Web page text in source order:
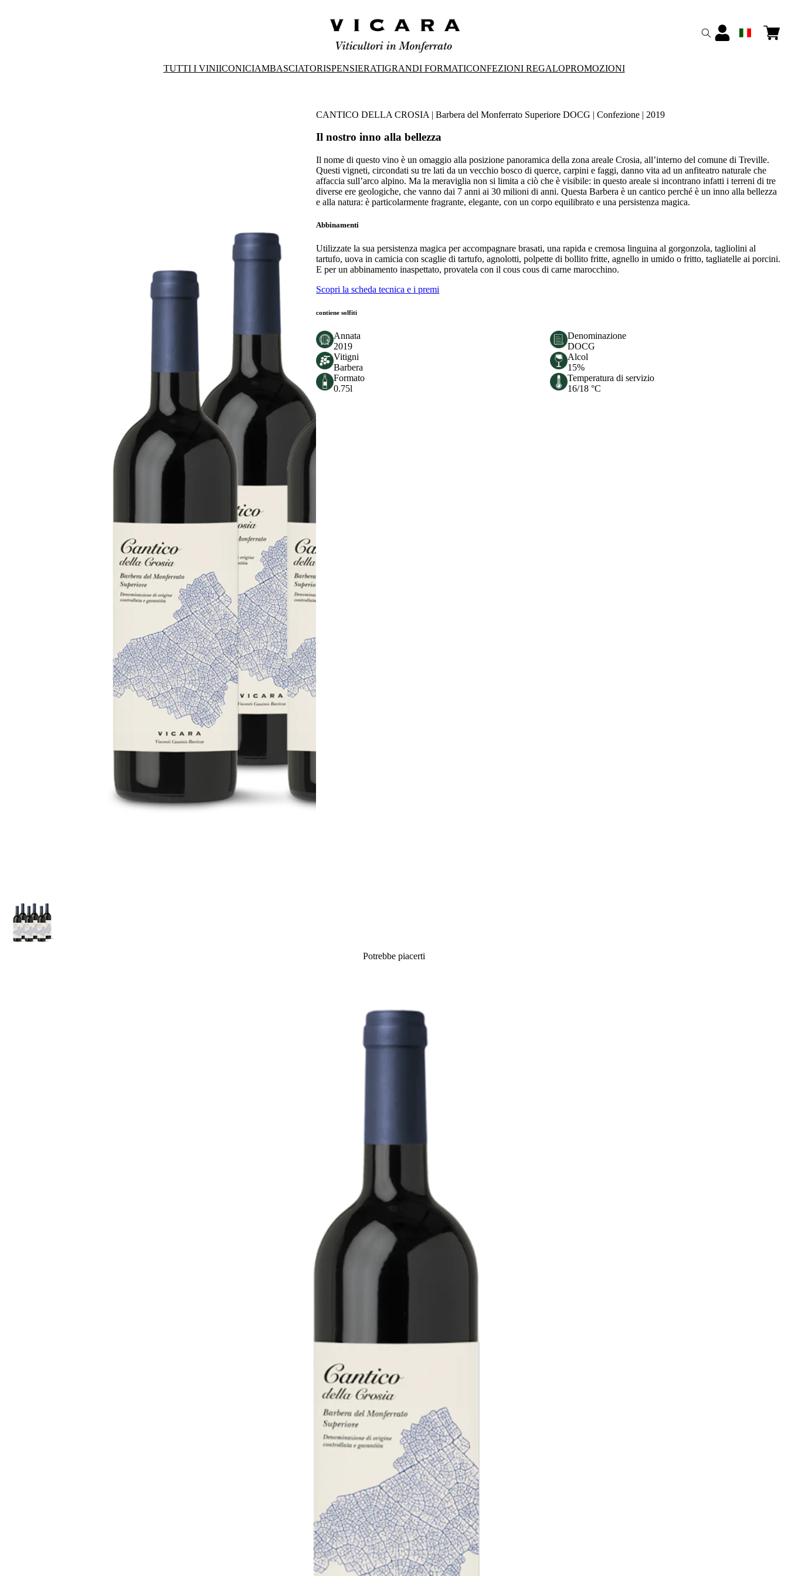
TUTTI I VINIICONICIAMBASCIATORISPENSIERATIGRANDI FORMATICONFEZIONI REGALOPROMOZIONI
CANTICO DELLA CROSIA | Barbera del Monferrato Superiore DOCG | Confezione | 2019
Il nostro inno alla bellezza
Il nome di questo vino è un omaggio alla posizione panoramica della zona areale Crosia, all’interno del comune di Treville.
Questi vigneti, circondati su tre lati da un vecchio bosco di querce, carpini e faggi, danno vita ad un anfiteatro naturale che
affaccia sull’arco alpino. Ma la meraviglia non si limita a ciò che è visibile: in questo areale si incontrano infatti i terreni di tre
diverse ere geologiche, che vanno dai 7 anni ai 30 milioni di anni. Questa Barbera è un cantico perché è un inno alla bellezza
e alla natura: è particolarmente fragrante, elegante, con un corpo equilibrato e una persistenza magica.
Abbinamenti
Utilizzate la sua persistenza magica per accompagnare brasati, una rapida e cremosa linguina al gorgonzola, tagliolini al
tartufo, uova in camicia con scaglie di tartufo, agnolotti, polpette di bollito fritte, agnello in umido o fritto, tagliatelle ai porcini.
E per un abbinamento inaspettato, provatela con il cous cous di carne marocchino.
Scopri la scheda tecnica e i premi
contiene solfiti
Annata
2019
Denominazione
DOCG
Vitigni
Barbera
Alcol
15%
Formato
0.75l
Temperatura di servizio
16/18 °C
Potrebbe piacerti